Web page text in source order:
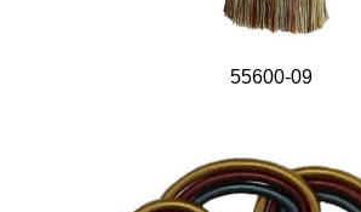
55600-09